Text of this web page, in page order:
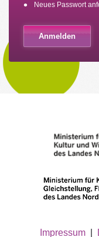
Neues Passwort
Impressum